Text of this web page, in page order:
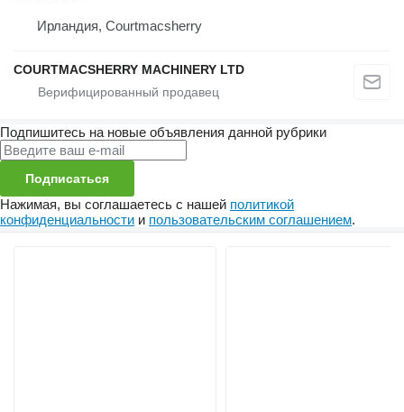
Ирландия, Courtmacsherry
COURTMACSHERRY MACHINERY LTD
Подпишитесь на новые объявления данной рубрики
Подписаться
Нажимая, вы соглашаетесь с нашей политикой
конфиденциальности и пользовательским соглашением.